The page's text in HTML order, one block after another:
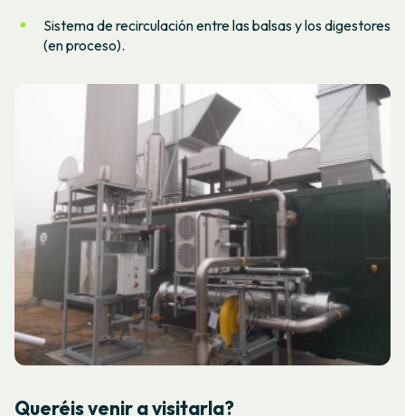
Sistema de recirculación entre las balsas y los digestores
(en proceso).
Queréis venir a visitarla?